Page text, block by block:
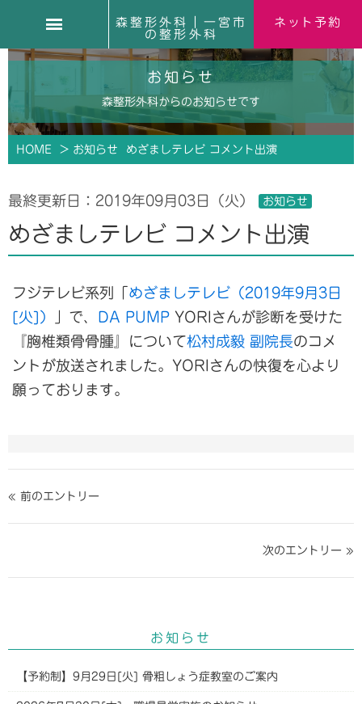
森整形外科｜一宮市
の整形外科
ネット予約
お知らせ
森整形外科からのお知らせです
HOME > お知らせ めざましテレビ コメント出演
最終更新日： 2019年09月03日（火） お知らせ
めざましテレビ コメント出演
フジテレビ系列「 めざましテレビ（2019年9月3日
[火]）
」で、 DA PUMP YORIさんが診断を受けた
『胸椎類骨骨腫』について松村成毅 副院長のコメ
ントが放送されました。YORIさんの快復を心より
願っております。
« 前のエントリー
次のエントリー »
お知らせ
【予約制】9月29日[火] 骨粗しょう症教室のご案内